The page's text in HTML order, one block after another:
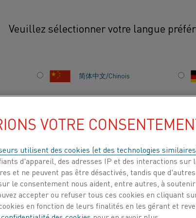
Veuillez sélectionner votre langue
简体中文/Chinois
Français/French
À PROPOS DE
NOUS
CENTRE DE
CONNAISSANCES
Applications commerciales
puissance, les
de grandes
bureaux, les
VOTRE
utilisent des cookies (et des technologies
d'appareil, des adresses IP et des interactions
et ne peuvent pas être désactivés, tandis que
le consentement nous aident, entre autres, à
accepter ou refuser tous ces cookies en cliquant
en fonction de leurs finalités en les gérant et